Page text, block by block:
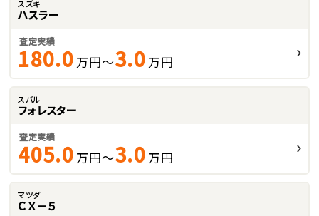
スズキ
ハスラー
査定実績
180.0 万円～3.0 万円
スバル
フォレスター
査定実績
405.0 万円～3.0 万円
マツダ
ＣＸ－５